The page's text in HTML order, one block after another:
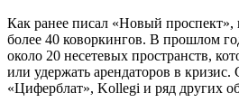
Как ранее писал «Новый проспект»,
более 40 коворкингов. В прошлом
около 20 несетевых пространств,
или удержать арендаторов в кризис.
«Циферблат», Kollegi и ряд других